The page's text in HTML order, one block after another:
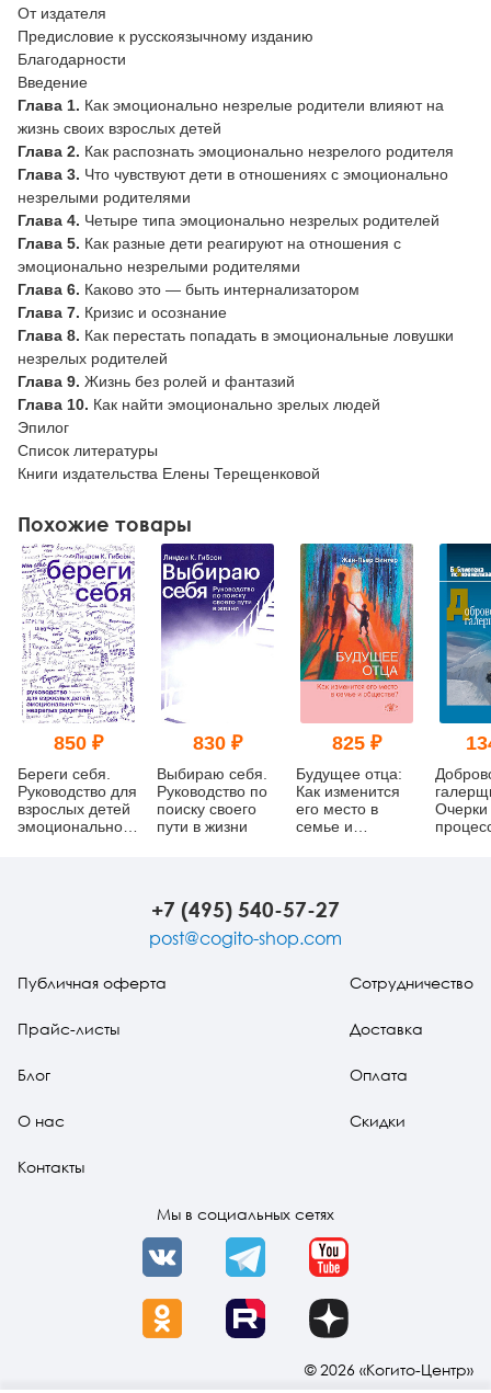
От издателя
Предисловие к русскоязычному изданию
Благодарности
Введение
Глава 1. Как эмоционально незрелые родители влияют на
жизнь своих взрослых детей
Глава 2. Как распознать эмоционально незрелого родителя
Глава 3. Что чувствуют дети в отношениях с эмоционально
незрелыми родителями
Глава 4. Четыре типа эмоционально незрелых родителей
Глава 5. Как разные дети реагируют на отношения с
эмоционально незрелыми родителями
Глава 6. Каково это — быть интернализатором
Глава 7. Кризис и осознание
Глава 8. Как перестать попадать в эмоциональные ловушки
незрелых родителей
Глава 9. Жизнь без ролей и фантазий
Глава 10. Как найти эмоционально зрелых людей
Эпилог
Список литературы
Книги издательства Елены Терещенковой
Похожие товары
850 ₽
Береги себя.
Руководство для
взрослых детей
эмоционально
830 ₽
Выбираю себя.
Руководство по
поиску своего
пути в жизни
825 ₽
Будущее отца:
Как изменится
его место в
семье и
Очерки
+7 (495) 540-57-27
post@cogito-shop.com
Публичная оферта
Прайс-листы
Блог
О нас
Контакты
Сотрудничество
Доставка
Оплата
Скидки
Мы в социальных сетях
VK Telegram YouTube
OK Rutube Dzen
© 2026 «Когито-Центр»